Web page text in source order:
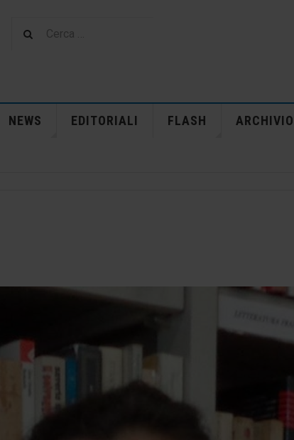
NEWS EDITORIALI FLASH ARCHIVIO